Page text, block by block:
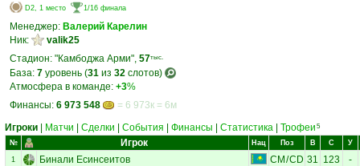
D2, 1 место 1/16 финала
Менеджер: Валерий Карелин
Ник:
valik25
Стадион: "Камбоджа Арми", 57тыс.
База: 7 уровень (31 из 32 слотов)
Атмосфера в команде: +3%
Финансы: 6 973 548
= 6 973к = 6м
Игроки
Матчи Сделки События Финансы Статистика Трофеи 5
№ Игрок Нац Поз В С У
1 Бинали Есинсеитов CM /CD 31 123 -